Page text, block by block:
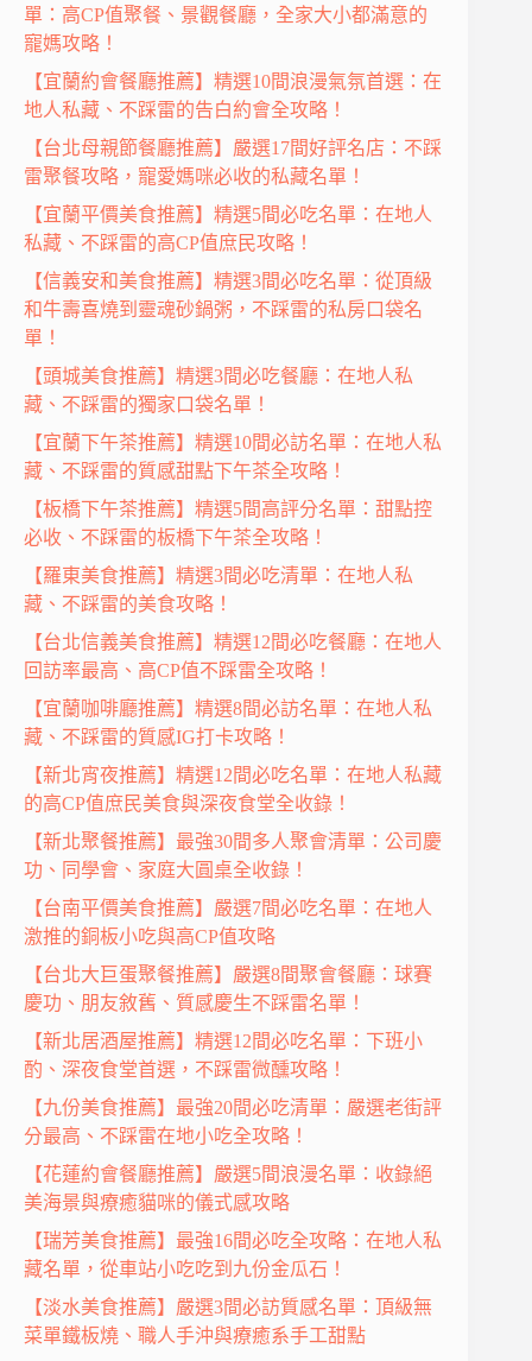
單：高CP值聚餐、景觀餐廳，全家大小都滿意的
寵媽攻略！
【宜蘭約會餐廳推薦】精選10間浪漫氣氛首選：在
地人私藏、不踩雷的告白約會全攻略！
【台北母親節餐廳推薦】嚴選17間好評名店：不踩
雷聚餐攻略，寵愛媽咪必收的私藏名單！
【宜蘭平價美食推薦】精選5間必吃名單：在地人
私藏、不踩雷的高CP值庶民攻略！
【信義安和美食推薦】精選3間必吃名單：從頂級
和牛壽喜燒到靈魂砂鍋粥，不踩雷的私房口袋名
單！
【頭城美食推薦】精選3間必吃餐廳：在地人私
藏、不踩雷的獨家口袋名單！
【宜蘭下午茶推薦】精選10間必訪名單：在地人私
藏、不踩雷的質感甜點下午茶全攻略！
【板橋下午茶推薦】精選5間高評分名單：甜點控
必收、不踩雷的板橋下午茶全攻略！
【羅東美食推薦】精選3間必吃清單：在地人私
藏、不踩雷的美食攻略！
【台北信義美食推薦】精選12間必吃餐廳：在地人
回訪率最高、高CP值不踩雷全攻略！
【宜蘭咖啡廳推薦】精選8間必訪名單：在地人私
藏、不踩雷的質感IG打卡攻略！
【新北宵夜推薦】精選12間必吃名單：在地人私藏
的高CP值庶民美食與深夜食堂全收錄！
【新北聚餐推薦】最強30間多人聚會清單：公司慶
功、同學會、家庭大圓桌全收錄！
【台南平價美食推薦】嚴選7間必吃名單：在地人
激推的銅板小吃與高CP值攻略
【台北大巨蛋聚餐推薦】嚴選8間聚會餐廳：球賽
慶功、朋友敘舊、質感慶生不踩雷名單！
【新北居酒屋推薦】精選12間必吃名單：下班小
酌、深夜食堂首選，不踩雷微醺攻略！
【九份美食推薦】最強20間必吃清單：嚴選老街評
分最高、不踩雷在地小吃全攻略！
【花蓮約會餐廳推薦】嚴選5間浪漫名單：收錄絕
美海景與療癒貓咪的儀式感攻略
【瑞芳美食推薦】最強16間必吃全攻略：在地人私
藏名單，從車站小吃吃到九份金瓜石！
【淡水美食推薦】嚴選3間必訪質感名單：頂級無
菜單鐵板燒、職人手沖與療癒系手工甜點